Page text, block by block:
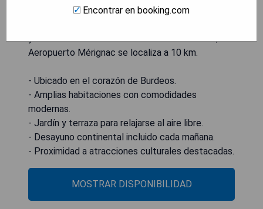
desayuno continental todos los días en el hotel.
Aeropuerto Mérignac se localiza a 10 km.
- Ubicado en el corazón de Burdeos.
- Amplias habitaciones con comodidades
modernas.
- Jardín y terraza para relajarse al aire libre.
- Desayuno continental incluido cada mañana.
- Proximidad a atracciones culturales destacadas.
MOSTRAR DISPONIBILIDAD
Encontrar en booking.com